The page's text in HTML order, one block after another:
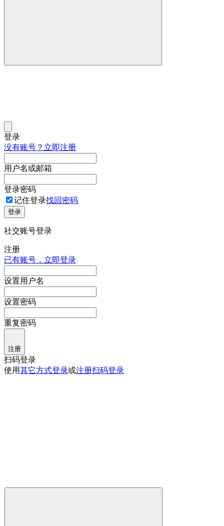
登录
没有账号？立即注册
用户名或邮箱
登录密码
记住登录找回密码
登录
社交账号登录
注册
已有账号，立即登录
设置用户名
设置密码
重复密码
注册
扫码登录
使用其它方式登录或注册扫码登录